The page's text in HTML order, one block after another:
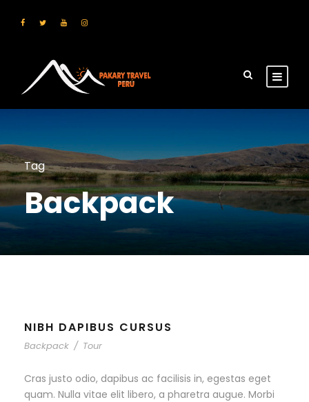
Tag
Backpack
NIBH DAPIBUS CURSUS
Backpack / Tour
Cras justo odio, dapibus ac facilisis in, egestas eget
quam. Nulla vitae elit libero, a pharetra augue. Morbi